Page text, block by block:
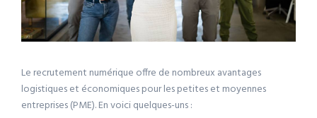
Le recrutement numérique offre de nombreux avantages
logistiques et économiques pour les petites et moyennes
entreprises (PME). En voici quelques-uns :